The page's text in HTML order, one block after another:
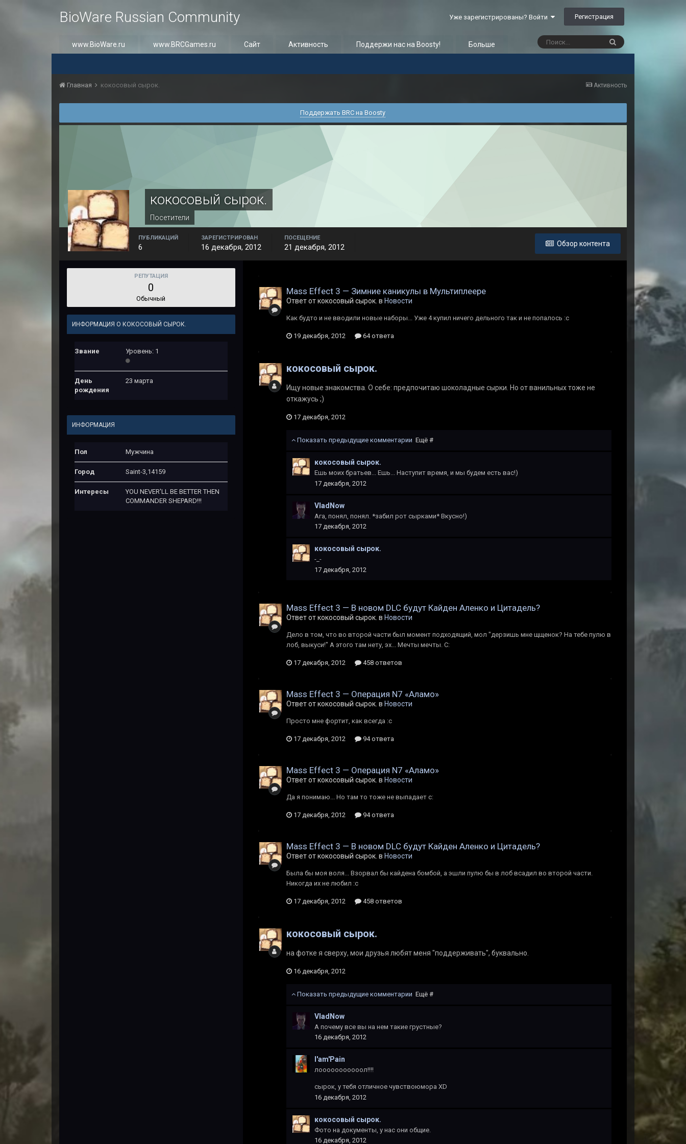
BioWare Russian Community Уже зарегистрированы? Войти Регистрация
www.BioWare.ru www.BRCGames.ru Сайт Активность Поддержи нас на Boosty! Больше
Активность
Главная кокосовый сырок.
Поддержать BRC на Boosty
кокосовый сырок.
Посетители
Обзор контента
ПУБЛИКАЦИЙ
6
ЗАРЕГИСТРИРОВАН
16 декабря, 2012
ПОСЕЩЕНИЕ
21 декабря, 2012
РЕПУТАЦИЯ
0
Обычный
ИНФОРМАЦИЯ О КОКОСОВЫЙ СЫРОК.
Звание Уровень: 1
День
рождения
23 марта
ИНФОРМАЦИЯ
Пол Мужчина
Город Saint-3,14159
Интересы
YOU NEVER'LL BE BETTER THEN
COMMANDER SHEPARD!!!
Mass Effect 3 — Зимние каникулы в Мультиплеере
Ответ от кокосовый сырок. в Новости
Как будто и не вводили новые наборы... Уже 4 купил ничего дельного так и не попалось :с
19 декабря, 2012 64 ответа
кокосовый сырок.
Ищу новые знакомства. О себе: предпочитаю шоколадные сырки. Но от ванильных тоже не
откажусь ;)
17 декабря, 2012
Показать предыдущие комментарии Ещё #
кокосовый сырок.
Ешь моих братьев... Ешь... Наступит время, и мы будем есть вас!)
17 декабря, 2012
VladNow
Ага, понял, понял. *забил рот сырками* Вкусно!)
17 декабря, 2012
кокосовый сырок.
-_-
17 декабря, 2012
Mass Effect 3 — В новом DLC будут Кайден Аленко и Цитадель?
Ответ от кокосовый сырок. в Новости
Дело в том, что во второй части был момент подходящий, мол "дерзишь мне щщенок? На тебе пулю в
лоб, выкуси!" А этого там нету, эх... Мечты мечты. С:
17 декабря, 2012 458 ответов
Mass Effect 3 — Операция N7 «Аламо»
Ответ от кокосовый сырок. в Новости
Просто мне фортит, как всегда :с
17 декабря, 2012 94 ответа
Mass Effect 3 — Операция N7 «Аламо»
Ответ от кокосовый сырок. в Новости
Да я понимаю... Но там то тоже не выпадает с:
17 декабря, 2012 94 ответа
Mass Effect 3 — В новом DLC будут Кайден Аленко и Цитадель?
Ответ от кокосовый сырок. в Новости
Была бы моя воля... Взорвал бы кайдена бомбой, а эшли пулю бы в лоб всадил во второй части.
Никогда их не любил :с
17 декабря, 2012 458 ответов
кокосовый сырок.
на фотке я сверху, мои друзья любят меня "поддерживать", буквально.
16 декабря, 2012
Показать предыдущие комментарии Ещё #
VladNow
А почему все вы на нем такие грустные?
16 декабря, 2012
I'am'Pain
лооооооооооол!!!!
сырок, у тебя отличное чувствоюмора XD
16 декабря, 2012
кокосовый сырок.
Фото на документы, у нас они общие.
16 декабря, 2012